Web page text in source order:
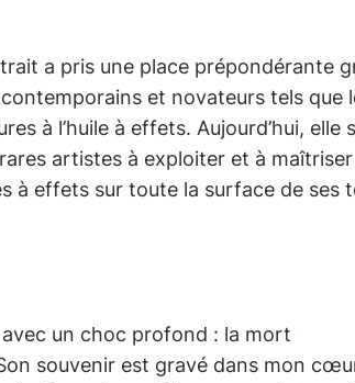
a pris une place prépondérante
et novateurs tels que
à l’huile à effets. Aujourd’hui, elle
artistes à exploiter et à
à effets sur toute la surface de ses
un choc profond : la mort
souvenir est gravé dans mon